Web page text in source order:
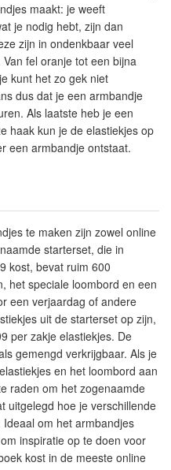
maakt: je weeft
je nodig hebt, zijn dan
zijn in ondenkbaar veel
fel oranje tot een bijna
kunt het zo gek niet
dus dat je een armbandje
Als laatste heb je een
haak kun je de elastiekjes op
een armbandje ontstaat.
te maken zijn zowel online
starterset, die in
kost, bevat ruim 600
het speciale loombord en een
een verjaardag of andere
uit de starterset op zijn,
per zakje elastiekjes. De
gemengd verkrijgbaar. Als je
en het loombord aan
raden om het zogenaamde
uitgelegd hoe je verschillende
om het armbandjes
inspiratie op te doen voor
kost in de meeste online